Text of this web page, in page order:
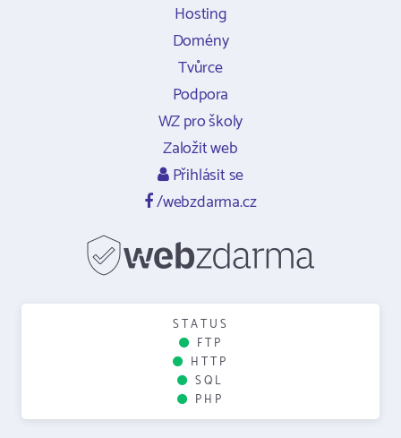
Hosting
Domény
Tvůrce
Podpora
WZ pro školy
Založit web
Přihlásit se
/webzdarma.cz
STATUS
FTP
HTTP
SQL
PHP